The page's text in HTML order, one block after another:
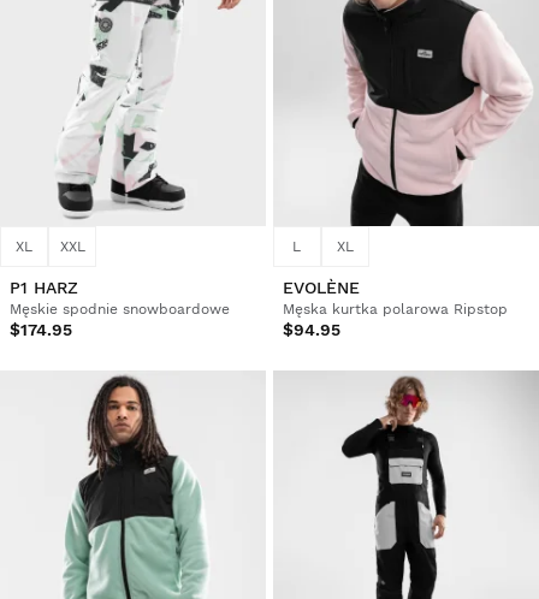
XL XXL
P1 HARZ
Męskie spodnie snowboardowe
$174.95
L XL
EVOLÈNE
Męska kurtka polarowa Ripstop
$94.95